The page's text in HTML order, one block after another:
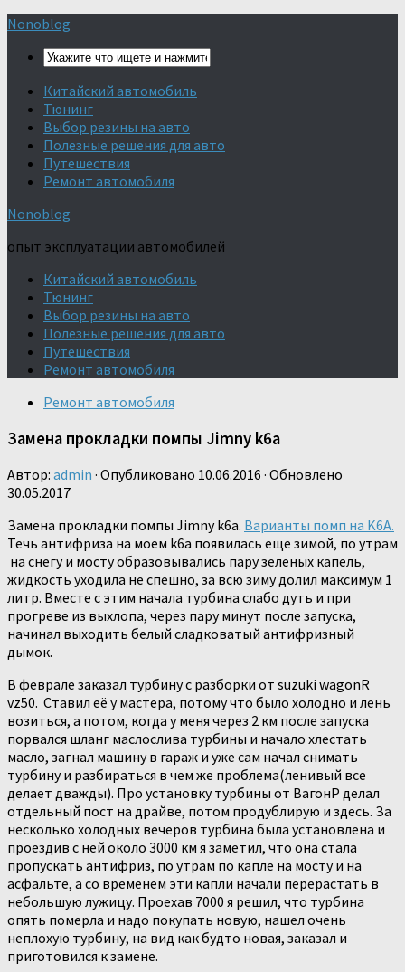
Nonoblog
Китайский автомобиль
Тюнинг
Выбор резины на авто
Полезные решения для авто
Путешествия
Ремонт автомобиля
Nonoblog
опыт эксплуатации автомобилей
Китайский автомобиль
Тюнинг
Выбор резины на авто
Полезные решения для авто
Путешествия
Ремонт автомобиля
Ремонт автомобиля
Замена прокладки помпы Jimny k6a
Автор: admin · Опубликовано 10.06.2016 · Обновлено
30.05.2017
Замена прокладки помпы Jimny k6a. Варианты помп на K6A.
Течь антифриза на моем k6a появилась еще зимой, по утрам
на снегу и мосту образовывались пару зеленых капель,
жидкость уходила не спешно, за всю зиму долил максимум 1
литр. Вместе с этим начала турбина слабо дуть и при
прогреве из выхлопа, через пару минут после запуска,
начинал выходить белый сладковатый антифризный
дымок.
В феврале заказал турбину с разборки от suzuki wagonR
vz50. Ставил её у мастера, потому что было холодно и лень
возиться, а потом, когда у меня через 2 км после запуска
порвался шланг маслослива турбины и начало хлестать
масло, загнал машину в гараж и уже сам начал снимать
турбину и разбираться в чем же проблема(ленивый все
делает дважды). Про установку турбины от ВагонР делал
отдельный пост на драйве, потом продублирую и здесь. За
несколько холодных вечеров турбина была установлена и
проездив с ней около 3000 км я заметил, что она стала
пропускать антифриз, по утрам по капле на мосту и на
асфальте, а со временем эти капли начали перерастать в
небольшую лужицу. Проехав 7000 я решил, что турбина
опять померла и надо покупать новую, нашел очень
неплохую турбину, на вид как будто новая, заказал и
приготовился к замене.